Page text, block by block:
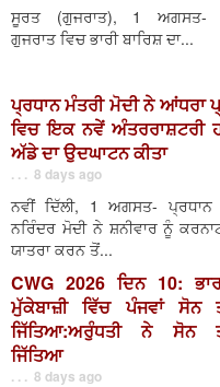
ਸੂਰਤ (ਗੁਜਰਾਤ), 1 ਅਗਸਤ-
ਗੁਜਰਾਤ ਵਿਚ ਭਾਰੀ ਬਾਰਿਸ਼ ਦਾ...
ਪ੍ਰਧਾਨ ਮੰਤਰੀ ਮੋਦੀ ਨੇ ਆਂਧਰਾ
ਵਿਚ ਇਕ ਨਵੇਂ ਅੰਤਰਰਾਸ਼ਟਰੀ
ਅੱਡੇ ਦਾ ਉਦਘਾਟਨ ਕੀਤਾ
. . . 8 days ago
ਨਵੀਂ ਦਿੱਲੀ, 1 ਅਗਸਤ- ਪ੍ਰਧਾਨ
ਨਰਿੰਦਰ ਮੋਦੀ ਨੇ ਸ਼ਨੀਵਾਰ ਨੂੰ
ਯਾਤਰਾ ਕਰਨ ਤੋਂ...
CWG 2026 ਦਿਨ 10:
ਮੁੱਕੇਬਾਜ਼ੀ ਵਿੱਚ ਪੰਜਵਾਂ ਸੋਨ
ਜਿੱਤਿਆ:ਅਰੁੰਧਤੀ ਨੇ ਸੋਨ
ਜਿੱਤਿਆ
. . . 8 days ago